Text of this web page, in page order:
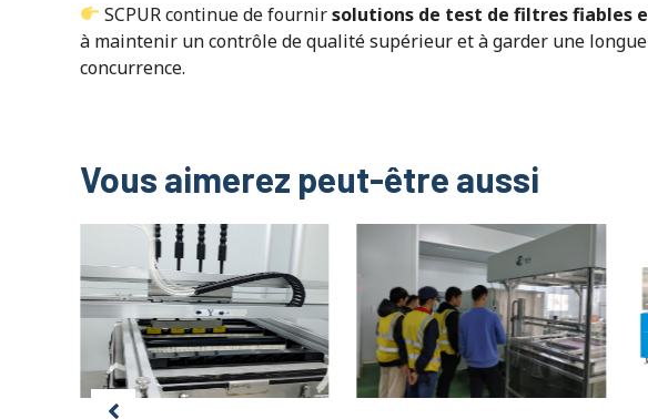
SCPUR continue de fournirsolutions de test de filtres fiables
à maintenir un contrôle de qualité supérieur et à garder une
concurrence.
Vous aimerez peut-être aussi